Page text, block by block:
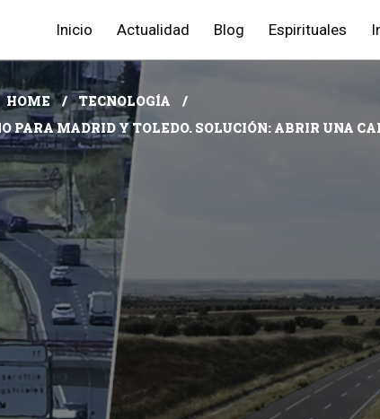
Inicio Actualidad Blog Espirituales
HOME
TECNOLOGÍA
PARA MADRID Y TOLEDO. SOLUCIÓN: ABRIR UNA